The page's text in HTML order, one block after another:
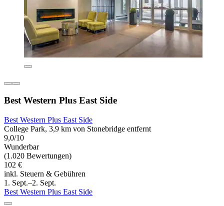
Best Western Plus East Side
Best Western Plus East Side
College Park, 3,9 km von Stonebridge entfernt
9,0/10
Wunderbar
(1.020 Bewertungen)
102 €
inkl. Steuern & Gebühren
1. Sept.–2. Sept.
Best Western Plus East Side